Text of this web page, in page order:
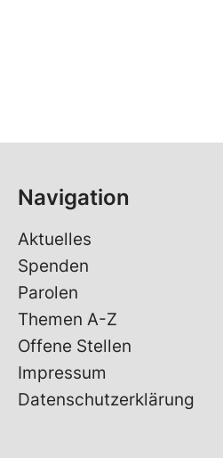
Navigation
Aktuelles
Spenden
Parolen
Themen A-Z
Offene Stellen
Impressum
Datenschutzerklärung